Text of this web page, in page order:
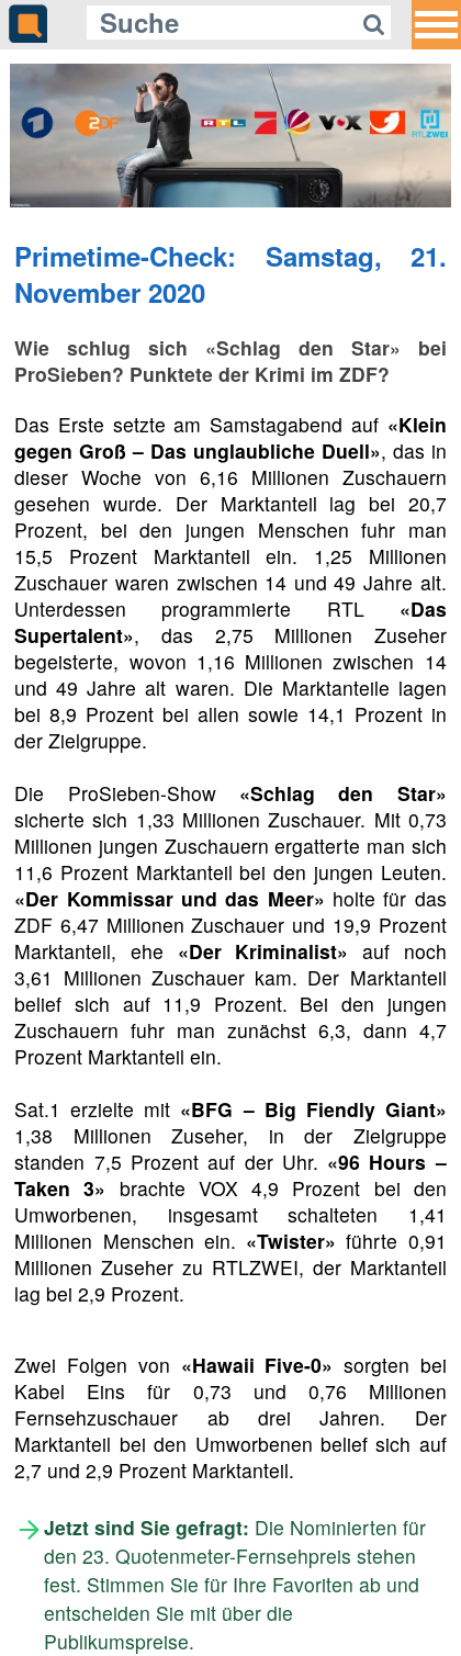
Primetime-Check: Samstag, 21.
November 2020
Wie schlug sich «Schlag den Star» bei
ProSieben? Punktete der Krimi im ZDF?
Das Erste setzte am Samstagabend auf «Klein
gegen Groß – Das unglaubliche Duell», das in
dieser Woche von 6,16 Millionen Zuschauern
gesehen wurde. Der Marktanteil lag bei 20,7
Prozent, bei den jungen Menschen fuhr man
15,5 Prozent Marktanteil ein. 1,25 Millionen
Zuschauer waren zwischen 14 und 49 Jahre alt.
Unterdessen programmierte RTL «Das
Supertalent», das 2,75 Millionen Zuseher
begeisterte, wovon 1,16 Millionen zwischen 14
und 49 Jahre alt waren. Die Marktanteile lagen
bei 8,9 Prozent bei allen sowie 14,1 Prozent in
der Zielgruppe.
Die ProSieben-Show «Schlag den Star»
sicherte sich 1,33 Millionen Zuschauer. Mit 0,73
Millionen jungen Zuschauern ergatterte man sich
11,6 Prozent Marktanteil bei den jungen Leuten.
«Der Kommissar und das Meer» holte für das
ZDF 6,47 Millionen Zuschauer und 19,9 Prozent
Marktanteil, ehe «Der Kriminalist» auf noch
3,61 Millionen Zuschauer kam. Der Marktanteil
belief sich auf 11,9 Prozent. Bei den jungen
Zuschauern fuhr man zunächst 6,3, dann 4,7
Prozent Marktanteil ein.
Sat.1 erzielte mit «BFG – Big Fiendly Giant»
1,38 Millionen Zuseher, in der Zielgruppe
standen 7,5 Prozent auf der Uhr. «96 Hours –
Taken 3» brachte VOX 4,9 Prozent bei den
Umworbenen, insgesamt schalteten 1,41
Millionen Menschen ein. «Twister» führte 0,91
Millionen Zuseher zu RTLZWEI, der Marktanteil
lag bei 2,9 Prozent.
Zwei Folgen von «Hawaii Five-0» sorgten bei
Kabel Eins für 0,73 und 0,76 Millionen
Fernsehzuschauer ab drei Jahren. Der
Marktanteil bei den Umworbenen belief sich auf
2,7 und 2,9 Prozent Marktanteil.
Jetzt sind Sie gefragt: Die Nominierten für
den 23. Quotenmeter-Fernsehpreis stehen
fest. Stimmen Sie für Ihre Favoriten ab und
entscheiden Sie mit über die
Publikumspreise.